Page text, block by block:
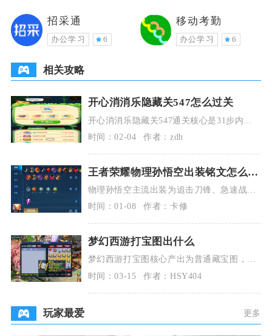
招采通
办公学习 6
移动考勤
办公学习 6
相关攻略
开心消消乐隐藏关547怎么过关
开心消消乐隐藏关547通关核心是31步内消
除15只蜗牛与32块冰块，优先清理中间雪
块、活用
时间：02-04 作者：zdh
王者荣耀物理孙悟空出装铭文怎么搭
配
物理孙悟空主流出装为追击刀锋、急速战
靴、无尽战刃、宗师之力、碎星锤、名刀，
铭文搭配10无双
时间：01-08 作者：卡修
梦幻西游打宝图出什么
梦幻西游打宝图核心产出为普通藏宝图，配
套有少量银两、贼王任务奖励，挖宝阶段可
开出环装、制造
时间：03-15 作者：HSY404
玩家最爱 更多